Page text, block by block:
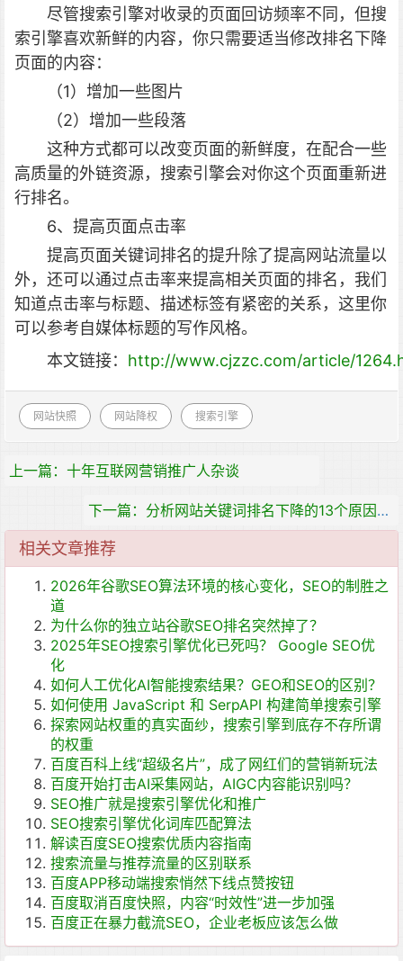
尽管搜索引擎对收录的页面回访频率不同，但搜
索引擎喜欢新鲜的内容，你只需要适当修改排名下降
页面的内容：
（1）增加一些图片
（2）增加一些段落
这种方式都可以改变页面的新鲜度，在配合一些
高质量的外链资源，搜索引擎会对你这个页面重新进
行排名。
6、提高页面点击率
提高页面关键词排名的提升除了提高网站流量以
外，还可以通过点击率来提高相关页面的排名，我们
知道点击率与标题、描述标签有紧密的关系，这里你
可以参考自媒体标题的写作风格。
本文链接： http://www.cjzzc.com/article/
网站快照 网站降权 搜索引擎
上一篇：十年互联网营销推广人杂谈
下一篇：分析网站关键词排名下降的13个原因及解决方案
相关文章推荐
2026年谷歌SEO算法环境的核心变化，SEO的制胜之
道
为什么你的独立站谷歌SEO排名突然掉了？
2025年SEO搜索引擎优化已死吗？ Google SEO优
化
如何人工优化AI智能搜索结果？GEO和SEO的区别？
如何使用 JavaScript 和 SerpAPI 构建简单搜索引擎
探索网站权重的真实面纱，搜索引擎到底存不存所谓
的权重
百度百科上线“超级名片”，成了网红们的营销新玩法
百度开始打击AI采集网站，AIGC内容能识别吗？
SEO推广就是搜索引擎优化和推广
SEO搜索引擎优化词库匹配算法
解读百度SEO搜索优质内容指南
搜索流量与推荐流量的区别联系
百度APP移动端搜索悄然下线点赞按钮
百度取消百度快照，内容“时效性”进一步加强
百度正在暴力截流SEO，企业老板应该怎么做